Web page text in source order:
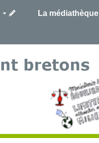
La médiathèque